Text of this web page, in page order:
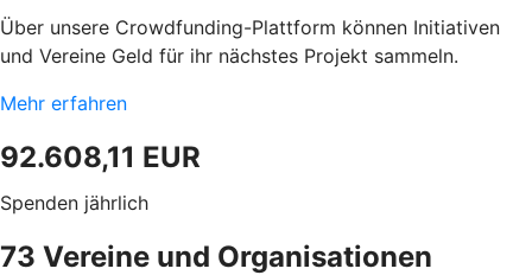
Über unsere Crowdfunding-Plattform können Initiativen
und Vereine Geld für ihr nächstes Projekt sammeln.
Mehr erfahren
92.608,11 EUR
Spenden jährlich
73 Vereine und Organisationen